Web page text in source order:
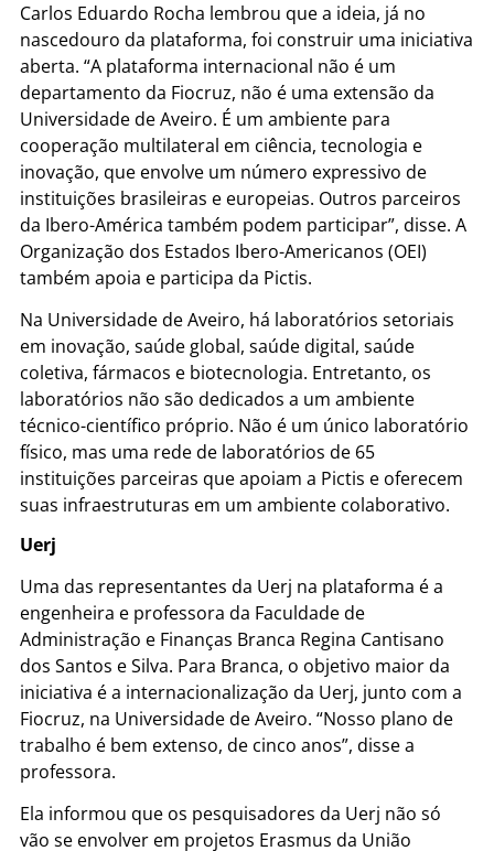
Carlos Eduardo Rocha lembrou que a ideia, já no
nascedouro da plataforma, foi construir uma iniciativa
aberta. “A plataforma internacional não é um
departamento da Fiocruz, não é uma extensão da
Universidade de Aveiro. É um ambiente para
cooperação multilateral em ciência, tecnologia e
inovação, que envolve um número expressivo de
instituições brasileiras e europeias. Outros parceiros
da Ibero-América também podem participar”, disse. A
Organização dos Estados Ibero-Americanos (OEI)
também apoia e participa da Pictis.
Na Universidade de Aveiro, há laboratórios setoriais
em inovação, saúde global, saúde digital, saúde
coletiva, fármacos e biotecnologia. Entretanto, os
laboratórios não são dedicados a um ambiente
técnico-científico próprio. Não é um único laboratório
físico, mas uma rede de laboratórios de 65
instituições parceiras que apoiam a Pictis e oferecem
suas infraestruturas em um ambiente colaborativo.
Uerj
Uma das representantes da Uerj na plataforma é a
engenheira e professora da Faculdade de
Administração e Finanças Branca Regina Cantisano
dos Santos e Silva. Para Branca, o objetivo maior da
iniciativa é a internacionalização da Uerj, junto com a
Fiocruz, na Universidade de Aveiro. “Nosso plano de
trabalho é bem extenso, de cinco anos”, disse a
professora.
Ela informou que os pesquisadores da Uerj não só
vão se envolver em projetos Erasmus da União